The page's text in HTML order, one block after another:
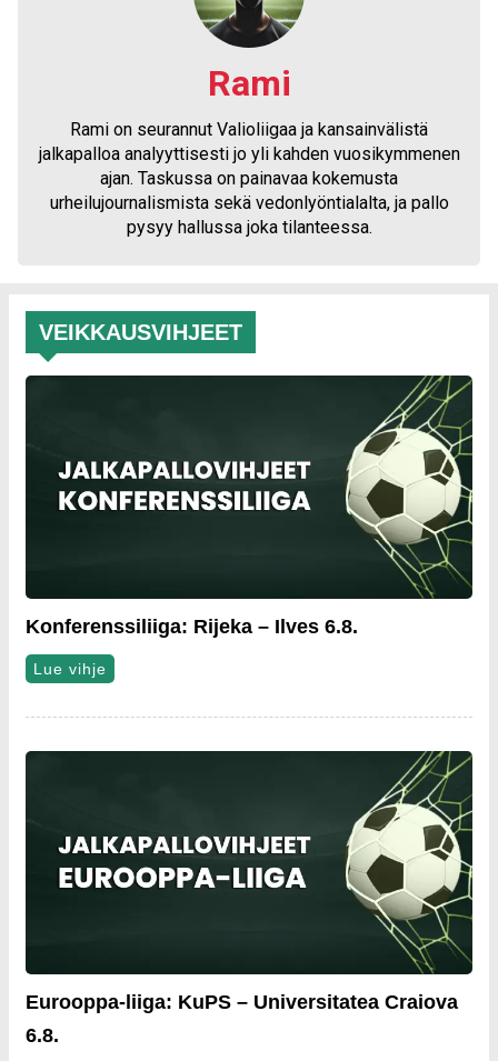
Rami
Rami on seurannut Valioliigaa ja kansainvälistä
jalkapalloa analyyttisesti jo yli kahden vuosikymmenen
ajan. Taskussa on painavaa kokemusta
urheilujournalismista sekä vedonlyöntialalta, ja pallo
pysyy hallussa joka tilanteessa.
VEIKKAUSVIHJEET
Konferenssiliiga: Rijeka – Ilves 6.8.
Lue vihje
Eurooppa-liiga: KuPS – Universitatea Craiova
6.8.